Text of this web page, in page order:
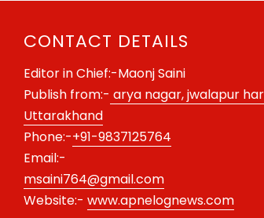
CONTACT DETAILS
Editor in Chief:-Maonj Saini
Publish from:- arya nagar, jwalapur
Uttarakhand
Phone:-+91-9837125764
Email:-
msaini764@gmail.com
Website:- www.apnelognews.com